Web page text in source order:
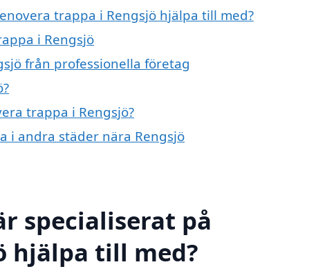
trappa i Rengsjö hjälpa till med?
i Rengsjö
från professionella företag
trappa i Rengsjö?
i andra städer nära Rengsjö
specialiserat på
hjälpa till med?